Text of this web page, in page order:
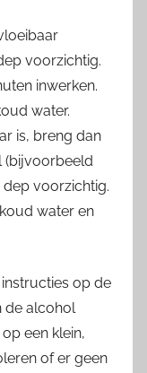
voorzichtig.
inwerken.
water.
is, breng dan
(bijvoorbeeld
voorzichtig.
water en
op de
de alcohol
een klein,
of er geen